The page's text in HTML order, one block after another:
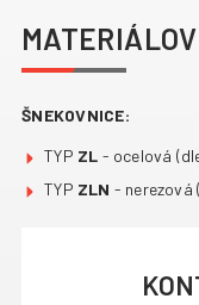
ŠNEKOVNICE:
TYP ZL - ocelová
TYP ZLN - nerezová